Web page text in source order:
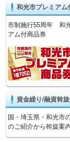
和光市プレミアム
市制施行55周年 和
アム付商品券
資金繰り/融資斡旋
国・埼玉県・和光市
のご紹介から斡旋案